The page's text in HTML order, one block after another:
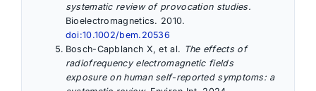
systematic review of provocation studies.
Bioelectromagnetics. 2010.
doi:10.1002/bem.20536
Bosch-Capblanch X, et al. The effects of
radiofrequency electromagnetic fields
exposure on human self-reported symptoms: a